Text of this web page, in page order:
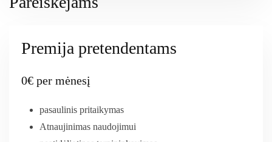
Premija pretendentams
0€ per mėnesį
pasaulinis pritaikymas
Atnaujinimas naudojimui